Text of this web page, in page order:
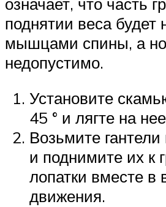
означает, что часть
поднятии веса будет
мышцами спины, а
недопустимо.
Установите
45 ° и лягте на
Возьмите
и поднимите их к
лопатки вместе в
движения.